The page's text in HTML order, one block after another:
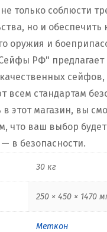
только соблюсти
но и
оружия и
РФ"
всем стандартам
этот магазин, вы
что ваш выбор
в безопасности.
30 кг
250 × 450 × 1470
Меткон